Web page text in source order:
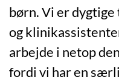
børn. Vi er
og
arbejde i netop
fordi vi har en